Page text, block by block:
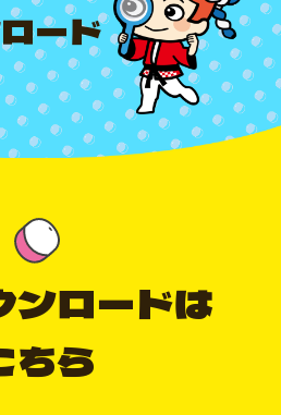
資料
お
〜
18:00
ード
ンロードは
ちら